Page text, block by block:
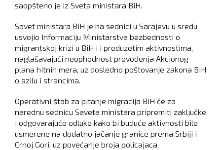
saopšteno je iz Sveta ministara BiH.
Savet ministara BiH je na sednici u Sarajevu u sredu
usvojio Informaciju Ministarstva bezbednosti o
migrantskoj krizi u BiH i i preduzetim aktivnostima,
naglašavajući neophodnost provođenja Akcionog
plana hitnih mera, uz dosledno poštovanje zakona BiH
o azilu i strancima.
Operativni štab za pitanje migracija BiH će za
narednu sednicu Saveta ministara pripremiti zaključke
i odgovarajuće odluke kako bi buduće aktivnosti bile
usmerene na dodatno jačanje granice prema Srbiji i
Crnoj Gori, uz povećanje broja policajaca,